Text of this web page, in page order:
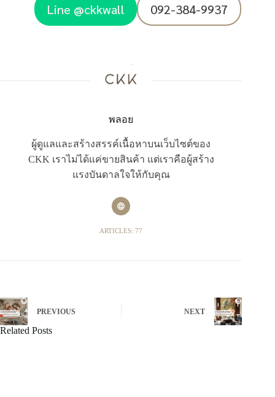
Line @ckkwall 092-384-9937
พลอย
ผู้ดูแลและสร้างสรรค์เนื้อหาบนเว็บไซต์ของ
CKK เราไม่ได้แค่ขายสินค้า แต่เราคือผู้สร้าง
แรงบันดาลใจให้กับคุณ
ARTICLES: 77
PREVIOUS NEXT
Related Posts